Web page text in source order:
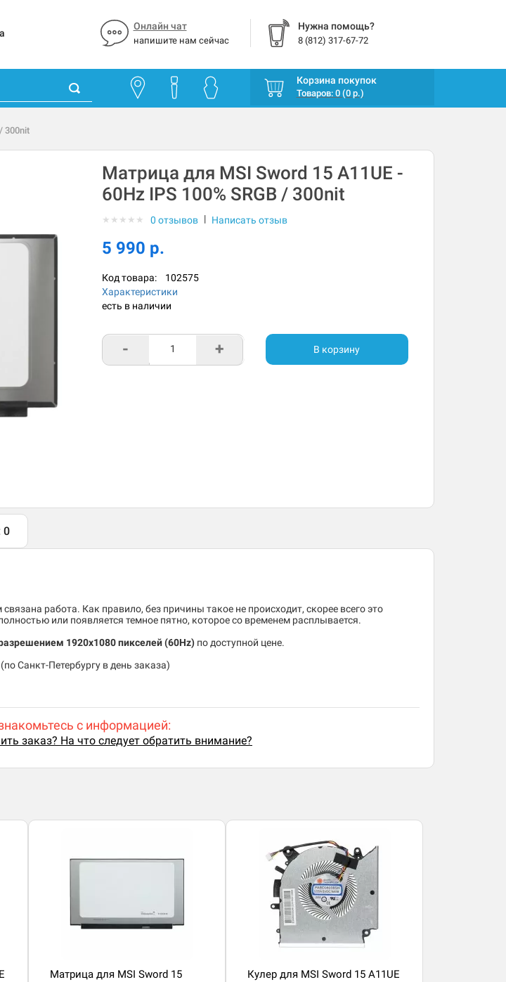
Онлайн чат
напишите нам сейчас
Нужна помощь?
8 (812) 317-67-72
Корзина покупок
Товаров: 0 (0 р.)
300nit
Матрица для MSI Sword 15 A11UE -
60Hz IPS 100% SRGB / 300nit
★ ★ ★ ★ ★ 0 отзывов | Написать отзыв
5 990 р.
Код товара: 102575
Характеристики
есть в наличии
- + В корзину
0
работа. Как правило, без причины такое не происходит, скорее всего это
или появляется темное пятно, которое со временем расплывается.
1920x1080 пикселей (60Hz) по доступной цене.
Санкт-Петербургу в день заказа)
с информацией:
заказ? На что следует обратить внимание?
Матрица для MSI Sword 15
Кулер для MSI Sword 15 A11UE